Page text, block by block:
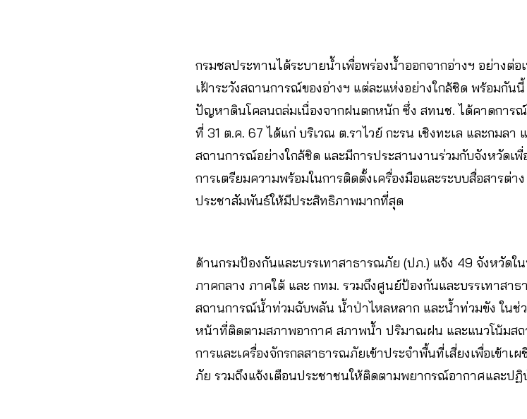
กรมชลประทานได้ระบายน้ำเพื่อพร่องน้ำออกจากอ่างฯ อย่างต่อ
เฝ้าระวังสถานการณ์ของอ่างฯ แต่ละแห่งอย่างใกล้ชิด พร้อมกัน
ปัญหาดินโคลนถล่มเนื่องจากฝนตกหนัก ซึ่ง สทนช. ได้คาดการ
ที่ 31 ต.ค. 67 ได้แก่ บริเวณ ต.ราไวย์ กะรน เชิงทะเล และกมล
สถานการณ์อย่างใกล้ชิด และมีการประสานงานร่วมกับจังหวัดเ
การเตรียมความพร้อมในการติดตั้งเครื่องมือและระบบสื่อสารต่า
ประชาสัมพันธ์ให้มีประสิทธิภาพมากที่สุด
ด้านกรมป้องกันและบรรเทาสาธารณภัย (ปภ.) แจ้ง 49 จังหวัดใ
ภาคกลาง ภาคใต้ และ กทม. รวมถึงศูนย์ป้องกันและบรรเทาสาธ
สถานการณ์น้ำท่วมฉับพลัน น้ำป่าไหลหลาก และน้ำท่วมขัง ในช่
หน้าที่ติดตามสภาพอากาศ สภาพน้ำ ปริมาณฝน และแนวโน้มส
การและเครื่องจักรกลสาธารณภัยเข้าประจำพื้นที่เสี่ยงเพื่อเข้า
ภัย รวมถึงแจ้งเตือนประชาชนให้ติดตามพยากรณ์อากาศและปฏิ